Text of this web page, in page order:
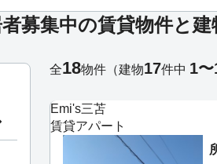
募集中の賃貸物件と建
Emi's三苫
賃貸アパート
全18物件 （建物17件中 1